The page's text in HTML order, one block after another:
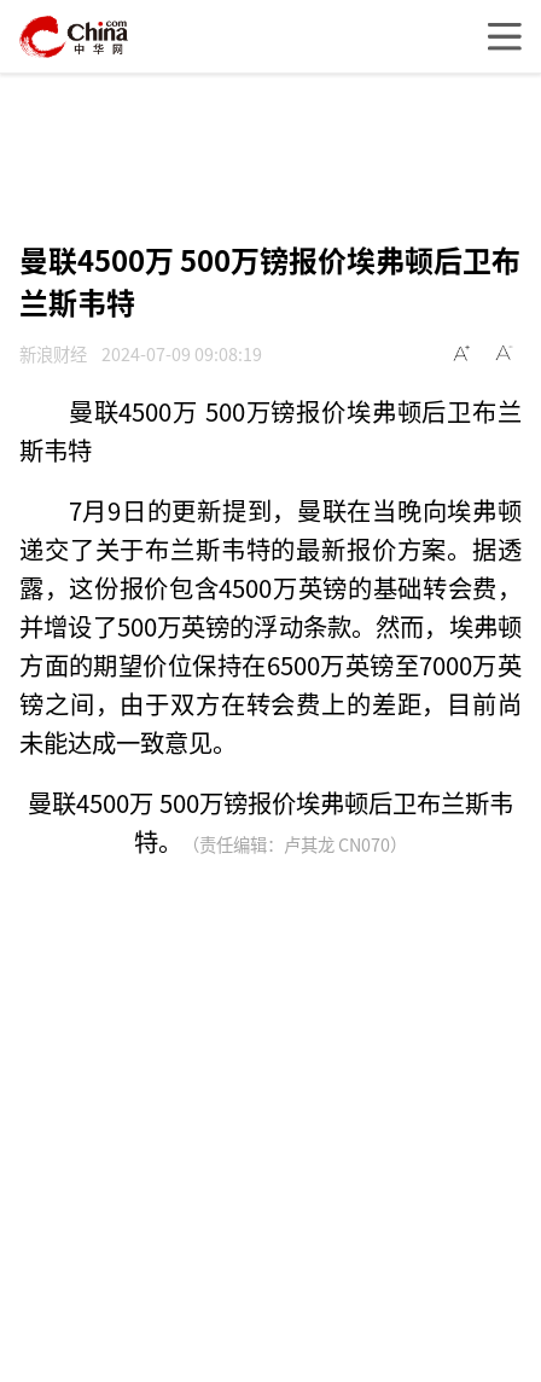
曼联4500万 500万镑报价埃弗顿后卫布
兰斯韦特
新浪财经 2024-07-09 09:08:19
曼联4500万 500万镑报价埃弗顿后卫布兰
斯韦特
7月9日的更新提到，曼联在当晚向埃弗顿
递交了关于布兰斯韦特的最新报价方案。据透
露，这份报价包含4500万英镑的基础转会费，
并增设了500万英镑的浮动条款。然而，埃弗顿
方面的期望价位保持在6500万英镑至7000万英
镑之间，由于双方在转会费上的差距，目前尚
未能达成一致意见。
曼联4500万 500万镑报价埃弗顿后卫布兰斯韦
特。
（责任编辑：卢其龙 CN070）